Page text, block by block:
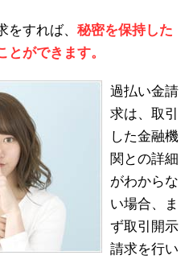
すれば、 秘密を保持した
とができます。
過払い金請
求は、取引
した金融機
関との詳細
がわからな
い場合、ま
ず取引開示
請求を行い